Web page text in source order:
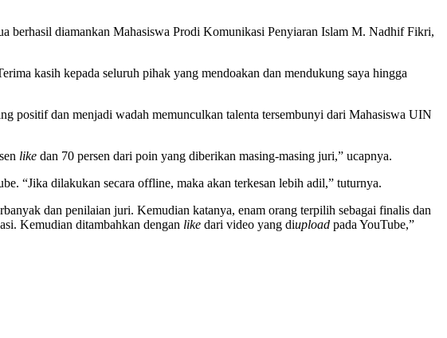
berhasil diamankan Mahasiswa Prodi Komunikasi Penyiaran Islam M. Nadhif Fikri,
kasih kepada seluruh pihak yang mendoakan dan mendukung saya hingga
positif dan menjadi wadah memunculkan talenta tersembunyi dari Mahasiswa UIN
like dan 70 persen dari poin yang diberikan masing-masing juri,” ucapnya.
“Jika dilakukan secara offline, maka akan terkesan lebih adil,” tuturnya.
dan penilaian juri. Kemudian katanya, enam orang terpilih sebagai finalis dan
Kemudian ditambahkan dengan like dari video yang diupload pada YouTube,”